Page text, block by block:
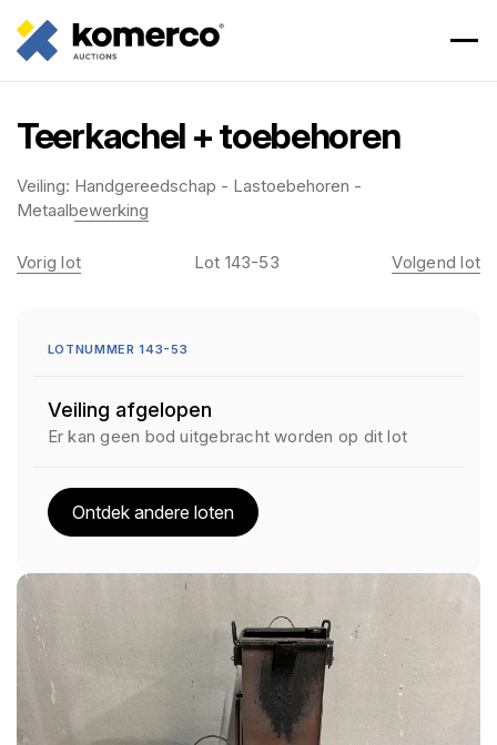
Teerkachel + toebehoren
Veiling: Handgereedschap - Lastoebehoren -
Metaalbewerking
Vorig lot Lot 143-53 Volgend lot
LOTNUMMER 143-53
Veiling afgelopen
Er kan geen bod uitgebracht worden op dit lot
Ontdek andere loten